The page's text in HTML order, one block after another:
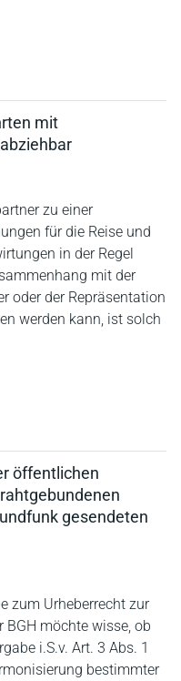
mit
zu einer
für die Reise und
in der Regel
mit der
oder der Repräsentation
werden kann, ist solch
öffentlichen
gesendeten
zum Urheberrecht zur
BGH möchte wisse, ob
i.S.v. Art. 3 Abs. 1
bestimmter